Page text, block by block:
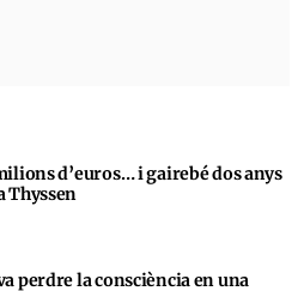
d’euros… i gairebé dos anys
Thyssen
perdre la consciència en una